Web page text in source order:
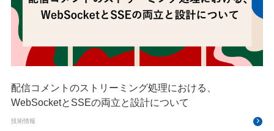
配信コメントのストリーミング処理における、
WebSocketとSSEの両立と設計について
技術情報